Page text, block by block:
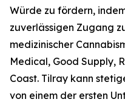
Würde zu fördern,
zuverlässigen Zugang
medizinischer
Medical, Good Supply,
Coast. Tilray kann
von einem der ersten